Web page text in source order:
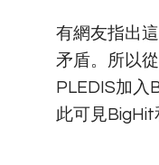
有網友指出
矛盾。所以
PLEDIS加入
此可見BigHit